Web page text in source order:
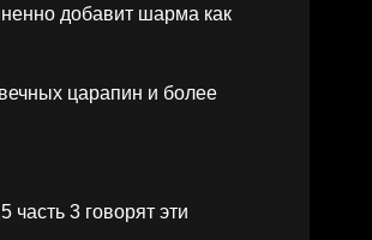
добавит шарма как
царапин и более
часть 3 говорят эти